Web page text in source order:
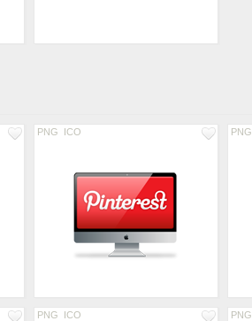
PNG ICO PNG
PNG ICO PNG